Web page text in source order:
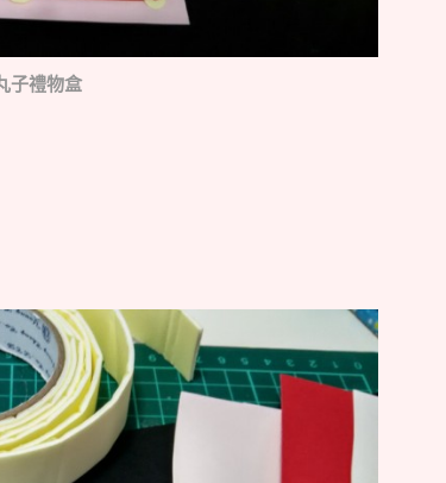
子禮物盒